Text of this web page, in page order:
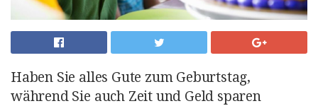
Haben Sie alles Gute zum Geburtstag,
während Sie auch Zeit und Geld sparen